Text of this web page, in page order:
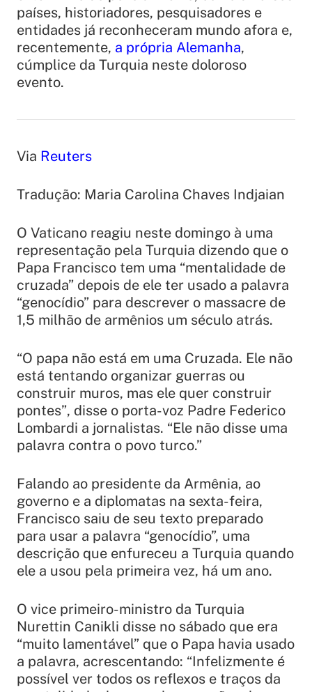
países, historiadores, pesquisadores e
entidades já reconheceram mundo afora e,
recentemente, a própria Alemanha,
cúmplice da Turquia neste doloroso
evento.
Via Reuters
Tradução: Maria Carolina Chaves Indjaian
O Vaticano reagiu neste domingo à uma
representação pela Turquia dizendo que o
Papa Francisco tem uma “mentalidade de
cruzada” depois de ele ter usado a palavra
“genocídio” para descrever o massacre de
1,5 milhão de armênios um século atrás.
“O papa não está em uma Cruzada. Ele não
está tentando organizar guerras ou
construir muros, mas ele quer construir
pontes”, disse o porta-voz Padre Federico
Lombardi a jornalistas. “Ele não disse uma
palavra contra o povo turco.”
Falando ao presidente da Armênia, ao
governo e a diplomatas na sexta-feira,
Francisco saiu de seu texto preparado
para usar a palavra “genocídio”, uma
descrição que enfureceu a Turquia quando
ele a usou pela primeira vez, há um ano.
O vice primeiro-ministro da Turquia
Nurettin Canikli disse no sábado que era
“muito lamentável” que o Papa havia usado
a palavra, acrescentando: “Infelizmente é
possível ver todos os reflexos e traços da